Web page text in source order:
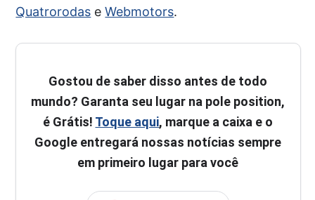
Quatrorodas eWebmotors.
Gostou de saber disso antes de todo
mundo? Garanta seu lugar na pole position,
é Grátis! Toque aqui, marque a caixa e o
Google entregará nossas notícias sempre
em primeiro lugar para você